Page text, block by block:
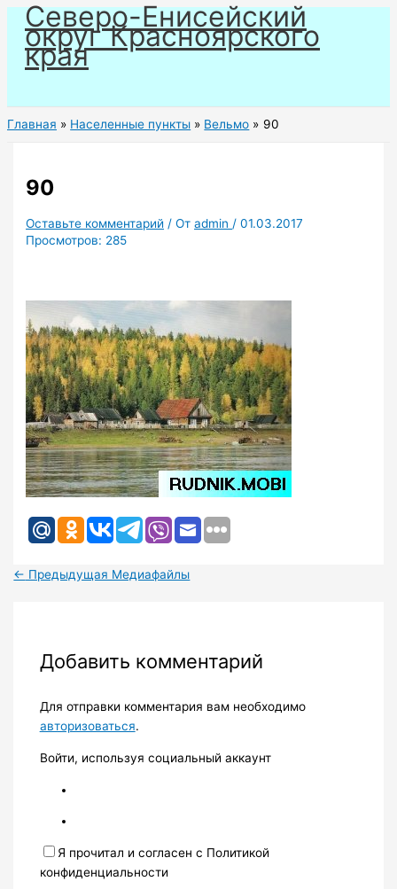
Перейти
содержимому
Северо-Енисейский
округ Красноярского
края
Главная Населенные пункты Вельмо 90
90
Оставьте комментарий / Отadmin /01.03.2017
Просмотров: 285
← Предыдущая Медиафайлы
Добавить комментарий
Для отправки комментария вам необходимо
авторизоваться.
Войти, используя социальный аккаунт
Я прочитал и согласен с Политикой
конфиденциальности